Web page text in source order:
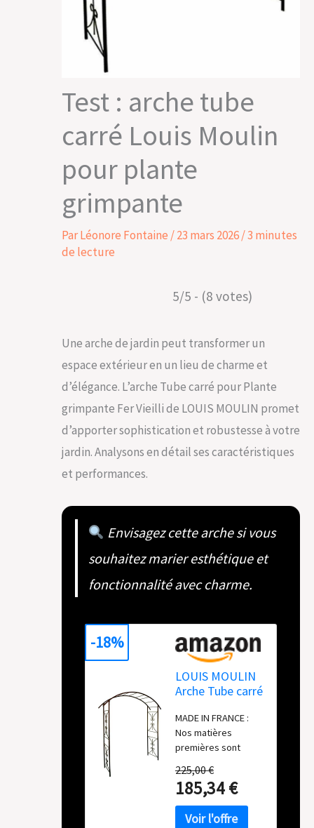
Test : arche tube
carré Louis Moulin
pour plante
grimpante
ParLéonore Fontaine/23 mars 2026/3 minutes
de lecture
5/5 - (8 votes)
Une arche de jardin peut transformer un
espace extérieur en un lieu de charme et
d’élégance. L’arche Tube carré pour Plante
grimpante Fer Vieilli de LOUIS MOULIN promet
d’apporter sophistication et robustesse à votre
jardin. Analysons en détail ses caractéristiques
et performances.
Envisagez cette arche si vous
souhaitez marier esthétique et
fonctionnalité avec charme.
LOUIS MOULIN
Arche Tube carré
grimpante Fer
Vieilli 180 x 50 x
220 cm 3026 -
Made in France
MADE IN FRANCE :
Nos matières
premières sont
leur résistance, nous
revêtons nos
produits d’une
poudre époxy, selon
225,00 €
185,34 €
-18%